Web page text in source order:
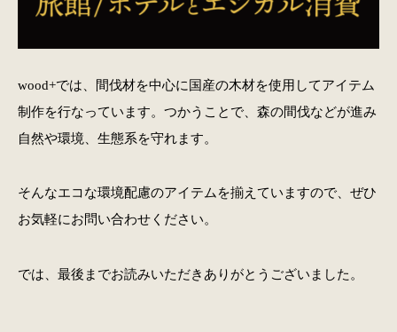
wood+では、間伐材を中心に国産の木材を使用してアイテム
制作を行なっています。つかうことで、森の間伐などが進み
自然や環境、生態系を守れます。
そんなエコな環境配慮のアイテムを揃えていますので、ぜひ
お気軽にお問い合わせください。
では、最後までお読みいただきありがとうございました。